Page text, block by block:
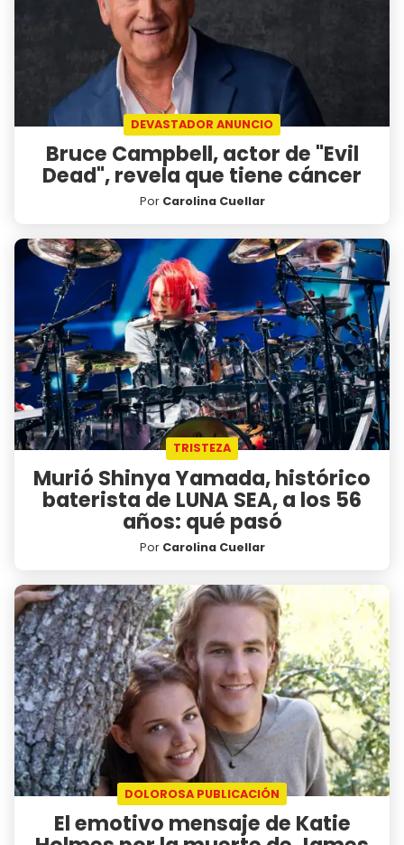
DEVASTADOR ANUNCIO
Bruce Campbell, actor de "Evil
Dead", revela que tiene cáncer
Por Carolina Cuellar
TRISTEZA
Murió Shinya Yamada, histórico
baterista de LUNA SEA, a los 56
años: qué pasó
Por Carolina Cuellar
DOLOROSA PUBLICACIÓN
El emotivo mensaje de Katie